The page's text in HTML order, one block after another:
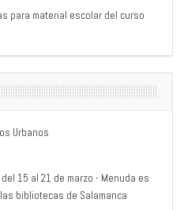
para material escolar del curso
Urbanos
15 al 21 de marzo - Menuda es
bibliotecas de Salamanca